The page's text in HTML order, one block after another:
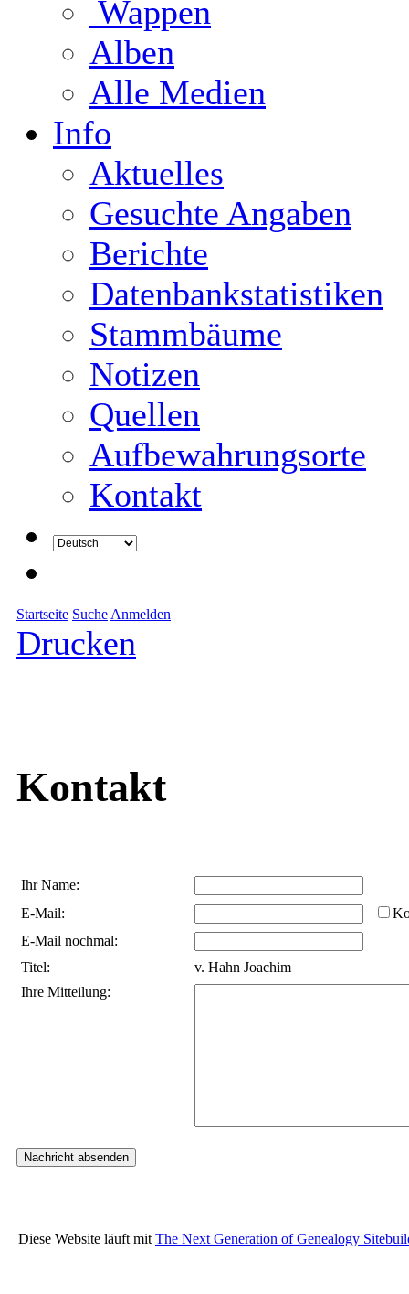
Wappen
Alben
Alle Medien
Info
Aktuelles
Gesuchte Angaben
Berichte
Datenbankstatistiken
Stammbäume
Notizen
Quellen
Aufbewahrungsorte
Kontakt
Startseite Suche Anmelden
Drucken
Kontakt
Ihr Name:
E-Mail:
E-Mail nochmal:
Titel:
v. Hahn Joachim
Ihre Mitteilung:
Diese Website läuft mit The Next Generation of Genealogy